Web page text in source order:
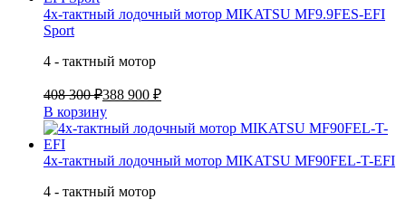
4х-тактный лодочный мотор MIKATSU MF9.9FES-EFI
Sport
4 - тактный мотор
408 300 ₽388 900 ₽
В корзину
4х-тактный лодочный мотор MIKATSU MF90FEL-T-EFI
4 - тактный мотор